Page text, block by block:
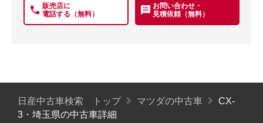
販売店に
電話する（無料）
お問い合わせ・
見積依頼（無料）
日産中古車検索 トップ マツダの中古車
CX-
3・埼玉県の中古車詳細